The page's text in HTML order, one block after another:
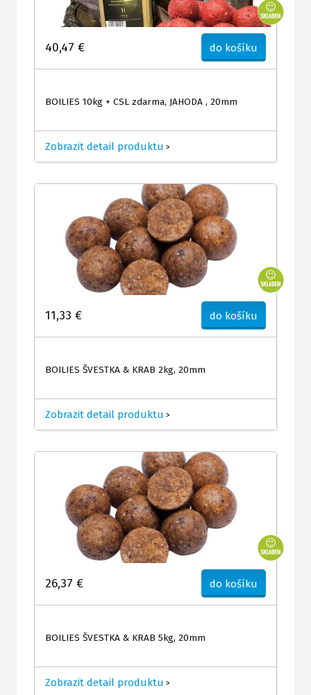
40,47 € do košíku
BOILIES 10kg + CSL zdarma, JAHODA , 20mm
Zobrazit detail produktu >
11,33 € do košíku
BOILIES ŠVESTKA & KRAB 2kg, 20mm
Zobrazit detail produktu >
26,37 € do košíku
BOILIES ŠVESTKA & KRAB 5kg, 20mm
Zobrazit detail produktu >